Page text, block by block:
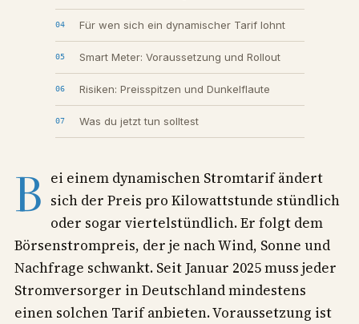
Für wen sich ein dynamischer Tarif lohnt
Smart Meter: Voraussetzung und Rollout
Risiken: Preisspitzen und Dunkelflaute
Was du jetzt tun solltest
B ei einem dynamischen Stromtarif ändert
sich der Preis pro Kilowattstunde stündlich
oder sogar viertelstündlich. Er folgt dem
Börsenstrompreis, der je nach Wind, Sonne und
Nachfrage schwankt. Seit Januar 2025 muss jeder
Stromversorger in Deutschland mindestens
einen solchen Tarif anbieten. Voraussetzung ist